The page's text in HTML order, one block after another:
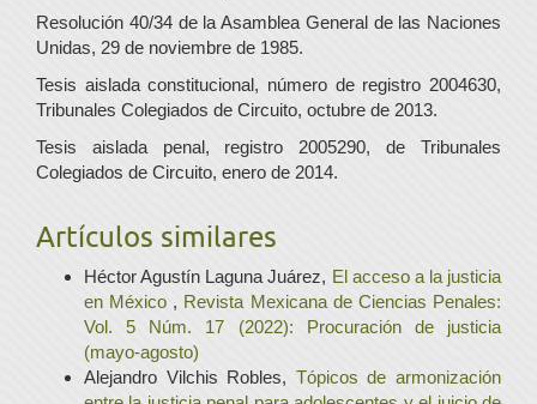
Resolución 40/34 de la Asamblea General de las Naciones
Unidas, 29 de noviembre de 1985.
Tesis aislada constitucional, número de registro 2004630,
Tribunales Colegiados de Circuito, octubre de 2013.
Tesis aislada penal, registro 2005290, de Tribunales
Colegiados de Circuito, enero de 2014.
Artículos similares
Héctor Agustín Laguna Juárez, El acceso a la justicia
en México , Revista Mexicana de Ciencias Penales:
Vol. 5 Núm. 17 (2022): Procuración de justicia
(mayo-agosto)
Alejandro Vilchis Robles, Tópicos de armonización